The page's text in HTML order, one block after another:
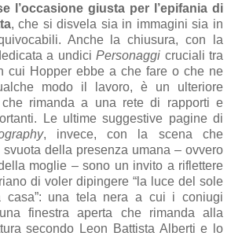
l’occasione giusta per l’epifania di
, che si disvela sia in immagini sia in
Anche la chiusura, con la
a undiciPersonaggi cruciali tra
cui Hopper ebbe a che fare o che ne
modo il lavoro, è un ulteriore
che rimanda a una rete di rapporti e
Le ultime suggestive pagine di
, invece, con la scena che
svuota della presenza umana – ovvero
moglie – sono un invito a riflettere
di voler dipingere “la luce del sole
casa”: una tela nera a cui i coniugi
finestra aperta che rimanda alla
secondo Leon Battista Alberti e lo